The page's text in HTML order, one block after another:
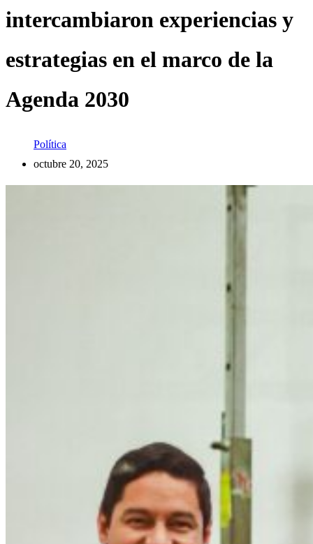
intercambiaron experiencias y
estrategias en el marco de la
Agenda 2030
Política
octubre 20, 2025